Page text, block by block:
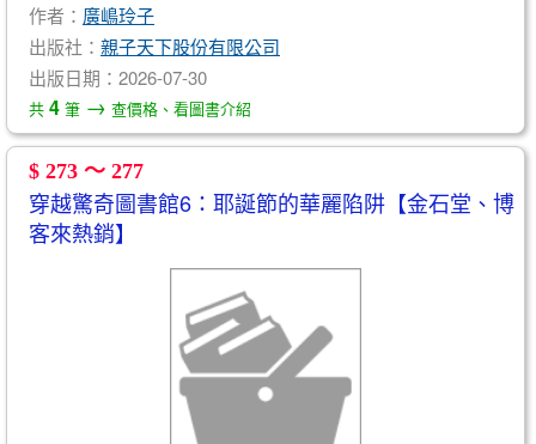
作者： 廣嶋玲子
出版社： 親子天下股份有限公司
出版日期：2026-07-30
共 4 筆 → 查價格、看圖書介紹
$ 273 ～ 277
穿越驚奇圖書館6：耶誕節的華麗陷阱【金石堂、博
客來熱銷】